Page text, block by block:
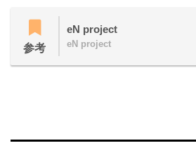
参考
eN project
eN project